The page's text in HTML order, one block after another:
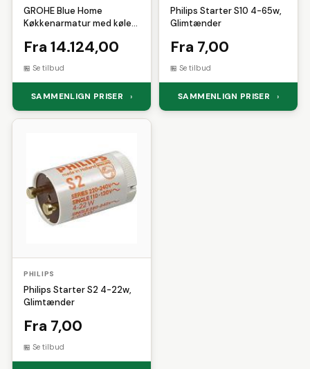
GROHE Blue Home
Køkkenarmatur med køler
Fra 14.124,00
Se tilbud
SAMMENLIGN PRISER ›
Philips Starter S10 4-65w,
Glimtænder
Fra 7,00
Se tilbud
SAMMENLIGN PRISER ›
PHILIPS
Philips Starter S2 4-22w,
Glimtænder
Fra 7,00
Se tilbud